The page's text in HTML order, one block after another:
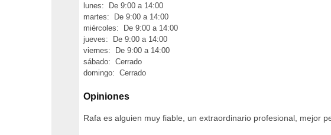
lunes: De 9:00 a 14:00
martes: De 9:00 a 14:00
miércoles: De 9:00 a 14:00
jueves: De 9:00 a 14:00
viernes: De 9:00 a 14:00
sábado: Cerrado
domingo: Cerrado
Opiniones
Rafa es alguien muy fiable, un extraordinario profesional, mejor